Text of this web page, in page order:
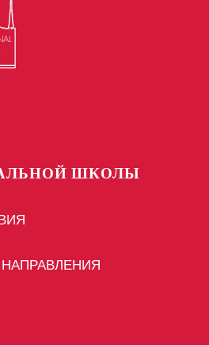
ШКОЛЫ